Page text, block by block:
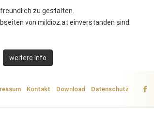
zu gestalten.
von mildioz.at einverstanden sind.
weitere Info
Kontakt Download Datenschutz